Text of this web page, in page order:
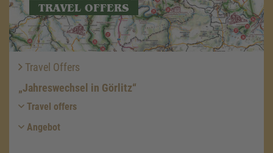
TRAVEL OFFERS
Travel Offers
„Jahreswechsel in Görlitz“
Travel offers
Angebot